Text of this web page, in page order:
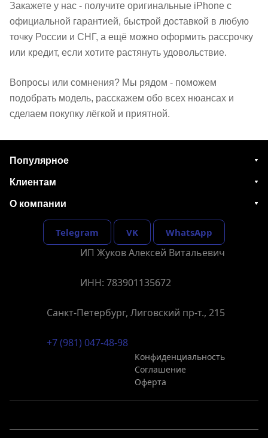
Закажете у нас - получите оригинальные iPhone с
официальной гарантией, быстрой доставкой в любую
точку России и СНГ, а ещё можно оформить рассрочку
или кредит, если хотите растянуть удовольствие.
Вопросы или сомнения? Мы рядом - поможем
подобрать модель, расскажем обо всех нюансах и
сделаем покупку лёгкой и приятной.
Популярное
Клиентам
О компании
Telegram VK WhatsApp
ИП Жуков Алексей Витальевич
ИНН: 783901135672
Санкт-Петербург, Лиговский пр-т., 215
+7 (981) 047-48-98
Конфиденциальность
Соглашение
Оферта